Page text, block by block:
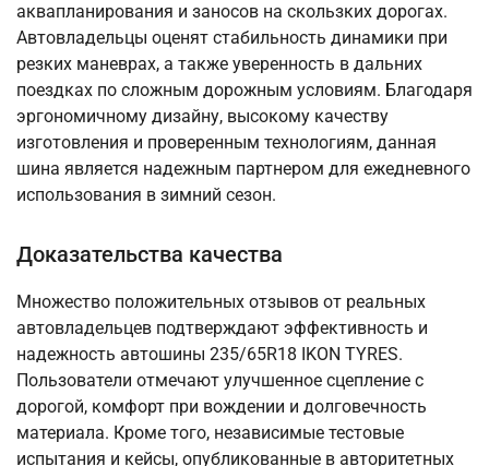
аквапланирования и заносов на скользких дорогах.
Автовладельцы оценят стабильность динамики при
резких маневрах, а также уверенность в дальних
поездках по сложным дорожным условиям. Благодаря
эргономичному дизайну, высокому качеству
изготовления и проверенным технологиям, данная
шина является надежным партнером для ежедневного
использования в зимний сезон.
Доказательства качества
Множество положительных отзывов от реальных
автовладельцев подтверждают эффективность и
надежность автошины 235/65R18 IKON TYRES.
Пользователи отмечают улучшенное сцепление с
дорогой, комфорт при вождении и долговечность
материала. Кроме того, независимые тестовые
испытания и кейсы, опубликованные в авторитетных